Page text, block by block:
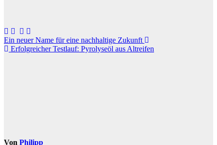
Beitragsnavigation
Ein neuer Name für eine nachhaltige Zukunft
Erfolgreicher Testlauf: Pyrolyseöl aus Altreifen
Von Philipp